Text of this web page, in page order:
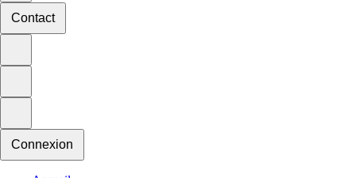
Contact
Connexion